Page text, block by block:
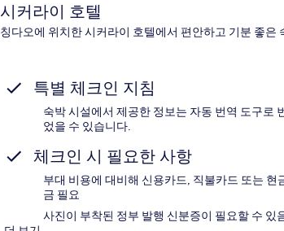
시커라이 호텔
칭다오에 위치한 시커라이 호텔에서 편안하고 기분 좋은
특별 체크인 지침
숙박 시설에서 제공한 정보는 자동 번역 도구로
었을 수 있습니다.
체크인 시 필요한 사항
부대 비용에 대비해 신용카드, 직불카드 또는 현
금 필요
사진이 부착된 정부 발행 신분증이 필요할 수 있